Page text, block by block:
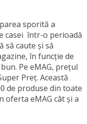
sporită a
casei într-o perioadă
să caute și să
în funcție de
Pe eMAG, prețul
Preț. Această
de produse din toate
oferta eMAG cât și a